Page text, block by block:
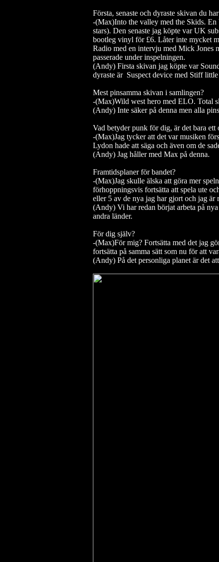
Första, senaste och dyraste skivan du
-(Max)Into the valley med the Skids. En
stars). Den senaste jag köpte var UK
bootleg vinyl för £6. Låter inte mycket
Radio med en intervju med Mick Jones
passerade under inspelningen.
(Andy) Firsta skivan jag köpte var
dyraste är Suspect device med Stiff
Mest pinsamma skivan i samlingen?
-(Max)Wild west hero med ELO. Total
(Andy) Inte säker på denna men alla
Vad betyder punk för dig, är det bara ett
-(Max)Jag tycker att det var musiken
Lydon hade att säga och även om de
(Andy) Jag håller med Max på denna.
Framtidsplaner för bandet?
-(Max)Jag skulle älska att göra mer
förhoppningsvis fortsätta att spela ute
eller 5 av de nya jag har gjort och jag
(Andy) Vi har redan börjat arbeta på
andra länder.
För dig själv?
-(Max)För mig? Fortsätta med det jag
fortsätta på samma sätt som nu för att
(Andy) På det personliga planet är det